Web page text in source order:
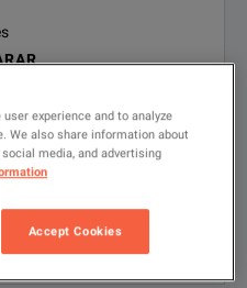
Presupuesto
Presupuesto
experience and to analyze
We also share information about
media, and advertising
Accept Cookies